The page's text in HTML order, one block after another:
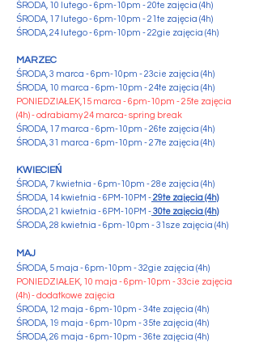
ŚRODA, 10 lutego - 6pm-10pm - 20te zajęcia (4h)
ŚRODA, 17 lutego - 6pm-10pm - 21te zajęcia (4h)
ŚRODA, 24 lutego - 6pm-10pm - 22gie zajęcia (4h)
MARZEC
ŚRODA , 3 marca - 6pm-10pm - 23cie zajęcia (4h)
ŚRODA, 10 marca - 6pm-10pm - 24te zajęcia (4h)
PONIEDZIAŁEK,15 marca - 6pm-10pm - 25te zajęcia
(4h) - odrabiamy 24 marca- spring break
ŚRODA, 17 marca - 6pm-10pm - 26te zajęcia (4h)
​ŚRODA, 31 marca - 6pm-10pm - 27te zajęcia (4h)
KWIECIEŃ
​ŚRODA, 7 kwietnia - 6pm-10pm - 28e zajęcia (4h)
ŚRODA, 14 kwietnia - 6PM-10PM -29te zajęcia (4h)
ŚRODA, 21 kwietnia - 6PM-10PM -30te zajęcia (4h)
​ŚRODA, 28 kwietnia - 6pm-10pm - 31sze zajęcia (4h)
MAJ
​ŚRODA, 5 maja - 6pm-10pm - 32gie zajęcia (4h)
​PONIEDZIAŁEK, 10 maja - 6pm-10pm - 33cie zajęcia
(4h) - dodatkowe zajęcia
​ŚRODA, 12 maja - 6pm-10pm - 34te zajęcia (4h)
​ŚRODA, 19 maja - 6pm-10pm - 35te zajęcia (4h)
​ŚRODA, 26 maja - 6pm-10pm - 36te zajęcia (4h)